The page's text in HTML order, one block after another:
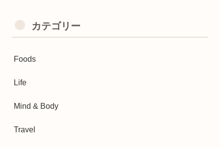
カテゴリー
Foods
Life
Mind & Body
Travel